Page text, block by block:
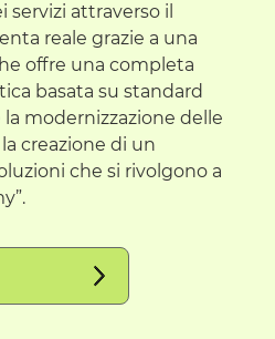
servizi attraverso il
reale grazie a una
offre una completa
basata su standard
la modernizzazione delle
creazione di un
che si rivolgono a
”.